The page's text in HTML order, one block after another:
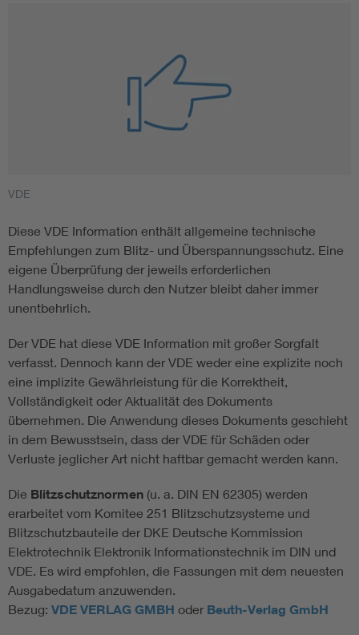
VDE
Diese VDE Information enthält allgemeine technische
Empfehlungen zum Blitz- und Überspannungsschutz. Eine
eigene Überprüfung der jeweils erforderlichen
Handlungsweise durch den Nutzer bleibt daher immer
unentbehrlich.
Der VDE hat diese VDE Information mit großer Sorgfalt
verfasst. Dennoch kann der VDE weder eine explizite noch
eine implizite Gewährleistung für die Korrektheit,
Vollständigkeit oder Aktualität des Dokuments
übernehmen. Die Anwendung dieses Dokuments geschieht
in dem Bewusstsein, dass der VDE für Schäden oder
Verluste jeglicher Art nicht haftbar gemacht werden kann.
Die Blitzschutznormen (u. a. DIN EN 62305) werden
erarbeitet vom Komitee 251 Blitzschutzsysteme und
Blitzschutzbauteile der DKE Deutsche Kommission
Elektrotechnik Elektronik Informationstechnik im DIN und
VDE. Es wird empfohlen, die Fassungen mit dem neuesten
Ausgabedatum anzuwenden.
Bezug: VDE VERLAG GMBH oder Beuth-Verlag GmbH